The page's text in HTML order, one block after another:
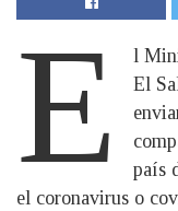
E
l
El
país
el coronavirus o